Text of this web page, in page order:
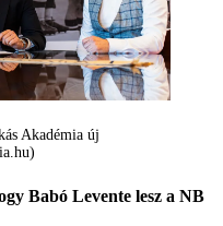
Akadémia új
Babó Levente lesz a NB